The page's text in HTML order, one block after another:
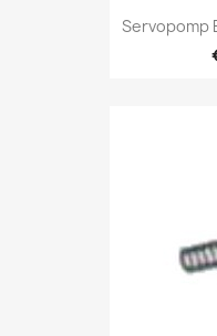
Servopomp